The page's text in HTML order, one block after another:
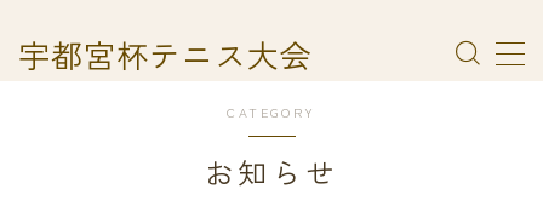
宇都宮杯テニス大会
CATEGORY
お知らせ